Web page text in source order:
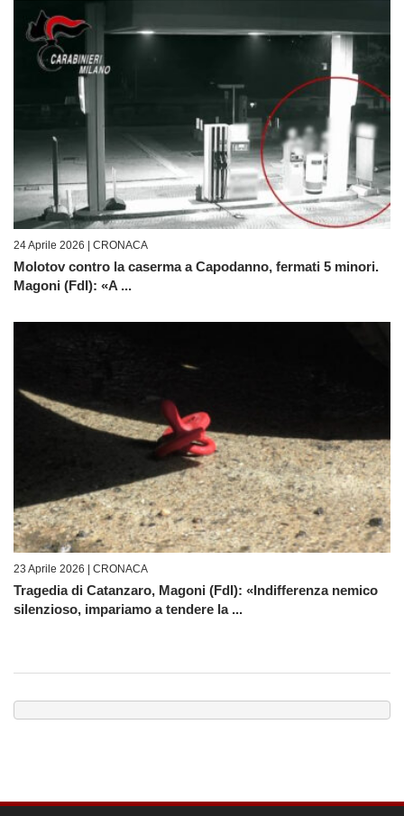
24 Aprile 2026 | CRONACA
Molotov contro la caserma a Capodanno, fermati 5 minori.
Magoni (FdI): «A ...
23 Aprile 2026 | CRONACA
Tragedia di Catanzaro, Magoni (FdI): «Indifferenza nemico
silenzioso, impariamo a tendere la ...